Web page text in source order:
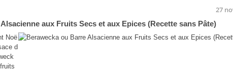
27
aux Fruits Secs et aux Epices (Recette sans Pâte)
Noë
d